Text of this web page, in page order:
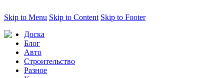
Skip to Menu Skip to Content Skip to Footer
Доска
Блог
Авто
Строительство
Разное